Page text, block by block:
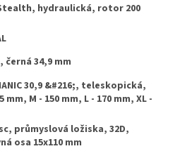
Stealth, hydraulická, rotor 200
černá 34,9 mm
30,9 &#216;, teleskopická,
mm, M - 150 mm, L - 170 mm, XL -
průmyslová ložiska, 32D,
osa 15x110 mm